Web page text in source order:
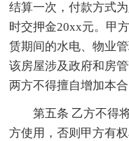
结算一次，付款方式
时交押金20xx元。甲
赁期间的水电、物业
该房屋涉及政府和房
两方不得擅自增加本
第五条 乙方不得
方使用，否则甲方有